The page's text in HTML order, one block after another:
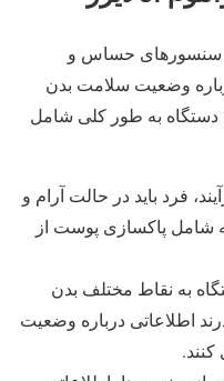
از سنسورهای حساس و
وضعیت سلامت بدن
دستگاه به طور کلی شامل
فرد باید در حالت آرام و
شامل پاکسازی پوست از
به نقاط مختلف بدن
اطلاعاتی درباره وضعیت